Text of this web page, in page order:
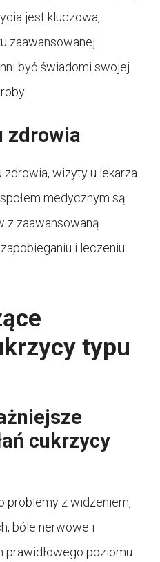
jest kluczowa,
zaawansowanej
być świadomi swojej
zdrowia
zdrowia, wizyty u lekarza
medycznym są
z zaawansowaną
i leczeniu
typu
cukrzycy
problemy z widzeniem,
bóle nerwowe i
prawidłowego poziomu